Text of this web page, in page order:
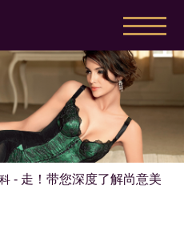
- 走！带您深度了解尚意美